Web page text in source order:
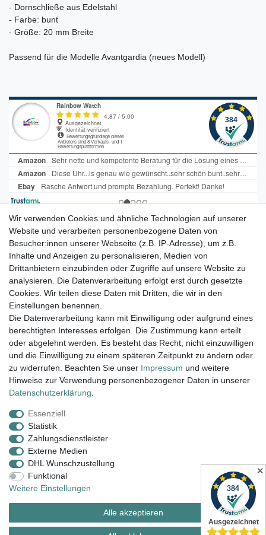
- Dornschließe aus Edelstahl
- Farbe: bunt
- Größe: 20 mm Breite
Passend für die Modelle Avantgardia (neues Modell)
Tauchen Sie ein in die faszinierende
Welt der Farbuhren von Paul
Heimbach.
Viel Spaß beim Stöbern.
Versand innerhalb 24h, außer am WE.
14 Tage Rückgaberecht
Versandkostenfrei ab 100€ in D
Armbanduhr Damen, Armbanduhr Herren,
Impressum
Widerrufs­recht Kontakt
Wir verwenden Cookies und ähnliche Technologien auf unserer
Website und verarbeiten personenbezogene Daten von
Besucher:innen unserer Webseite (z.B. IP-Adresse), um z.B.
Inhalte und Anzeigen zu personalisieren, Medien von
Drittanbietern einzubinden oder Zugriffe auf unsere Website zu
analysieren. Die Datenverarbeitung erfolgt erst durch gesetzte
Cookies. Wir teilen diese Daten mit Dritten, die wir in den
Einstellungen benennen.
Die Datenverarbeitung kann mit Einwilligung oder aufgrund eines
berechtigten Interesses erfolgen. Die Zustimmung kann erteilt
oder abgelehnt werden. Es besteht das Recht, nicht einzuwilligen
und die Einwilligung zu einem späteren Zeitpunkt zu ändern oder
zu widerrufen. Beachten Sie unser Impressum und weitere
Hinweise zur Verwendung personenbezogener Daten in unserer
Daten­schutz­erklärung
Essenziell
Statistik
Zahlungsdienstleister
Externe Medien
DHL Wunschzustellung
Funktional
Weitere Einstellungen
Alle akzeptieren
✕